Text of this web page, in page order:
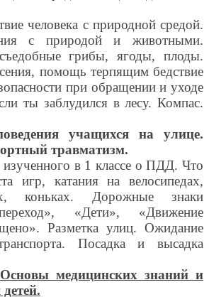
человека с природной средой.
с природой и животными.
грибы, ягоды, плоды.
помощь терпящим бедствие
при обращении и уходе
ты заблудился в лесу. Компас.
учащихся на улице.
травматизм.
в 1 классе о ПДД. Что
игр, катания на велосипедах,
коньках. Дорожные знаки
«Дети», «Движение
Разметка улиц. Ожидание
Посадка и высадка
Основы медицинских знаний и